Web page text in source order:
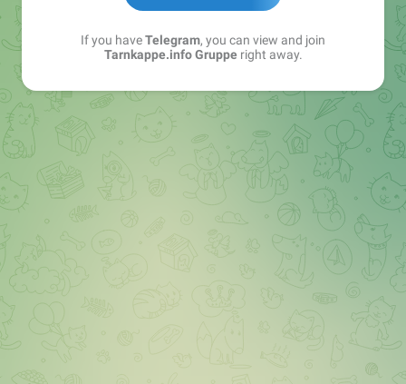
Kochen: https://t.me/+WSW5F1VcmhliMjk6
If you haveTelegram, you can view and join
Tarnkappe.info Grupperight away.